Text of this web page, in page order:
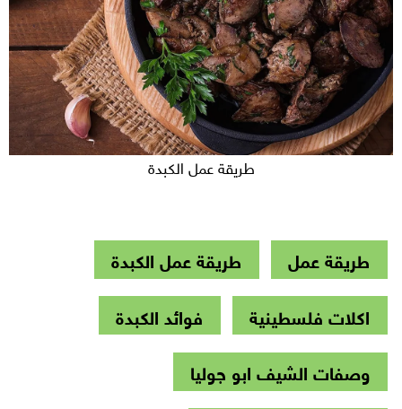
طريقة عمل الكبدة
طريقة عمل
طريقة عمل الكبدة
اكلات فلسطينية
فوائد الكبدة
وصفات الشيف ابو جوليا